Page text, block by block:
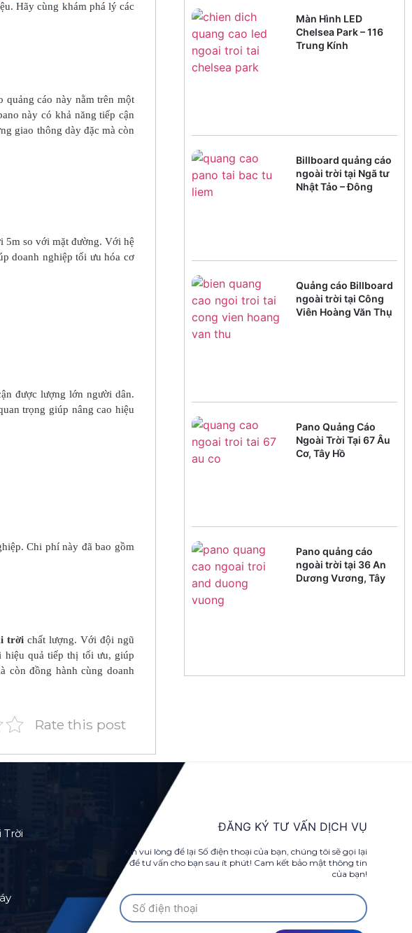
Hãy cùng khám phá lý các
cáo này nằm trên một
này có khả năng tiếp cận
giao thông dày đặc mà còn
5m so với mặt đường. Với hệ
doanh nghiệp tối ưu hóa cơ
được lượng lớn người dân.
trọng giúp nâng cao hiệu
Chi phí này đã bao gồm
trờichất lượng. Với đội ngũ
hiệu quả tiếp thị tối ưu, giúp
còn đồng hành cùng doanh
Rate this post
Màn Hình LED
Chelsea Park – 116
Trung Kính
Billboard quảng cáo
ngoài trời tại Ngã tư
Nhật Tảo – Đông
Quảng cáo Billboard
ngoài trời tại Công
Viên Hoàng Văn Thụ
Pano Quảng Cáo
Ngoài Trời Tại 67 Âu
Cơ, Tây Hồ
Pano quảng cáo
ngoài trời tại 36 An
Dương Vương, Tây
Trời ĐĂNG KÝ TƯ VẤN DỊCH VỤ
Xin vui lòng để lại Số điện thoại của bạn, chúng tôi sẽ gọi lại
để tư vấn cho bạn sau ít phút! Cam kết bảo mật thông tin
của bạn!